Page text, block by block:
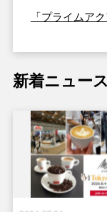
「プライムア
新着ニュース